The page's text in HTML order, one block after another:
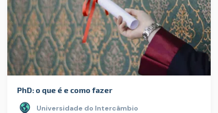
PhD: o que é e como fazer
Universidade do Intercâmbio